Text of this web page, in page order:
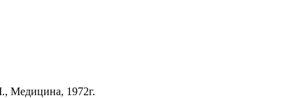
Медицина, 1972г.